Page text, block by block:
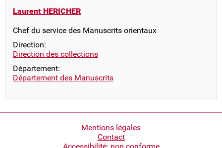
Laurent HERICHER
Chef du service des Manuscrits orientaux
Direction:
Direction des collections
Département:
Département des Manuscrits
Mentions légales
Contact